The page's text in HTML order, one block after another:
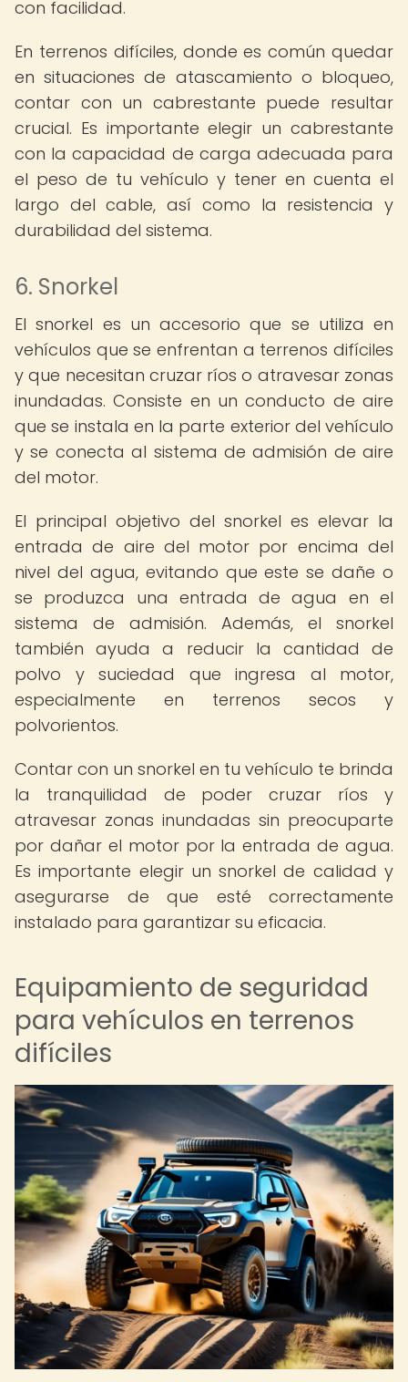
con facilidad.
En terrenos difíciles, donde es común quedar
en situaciones de atascamiento o bloqueo,
contar con un cabrestante puede resultar
crucial. Es importante elegir un cabrestante
con la capacidad de carga adecuada para
el peso de tu vehículo y tener en cuenta el
largo del cable, así como la resistencia y
durabilidad del sistema.
6. Snorkel
El snorkel es un accesorio que se utiliza en
vehículos que se enfrentan a terrenos difíciles
y que necesitan cruzar ríos o atravesar zonas
inundadas. Consiste en un conducto de aire
que se instala en la parte exterior del vehículo
y se conecta al sistema de admisión de aire
del motor.
El principal objetivo del snorkel es elevar la
entrada de aire del motor por encima del
nivel del agua, evitando que este se dañe o
se produzca una entrada de agua en el
sistema de admisión. Además, el snorkel
también ayuda a reducir la cantidad de
polvo y suciedad que ingresa al motor,
especialmente en terrenos secos y
polvorientos.
Contar con un snorkel en tu vehículo te brinda
la tranquilidad de poder cruzar ríos y
atravesar zonas inundadas sin preocuparte
por dañar el motor por la entrada de agua.
Es importante elegir un snorkel de calidad y
asegurarse de que esté correctamente
instalado para garantizar su eficacia.
Equipamiento de seguridad
para vehículos en terrenos
difíciles